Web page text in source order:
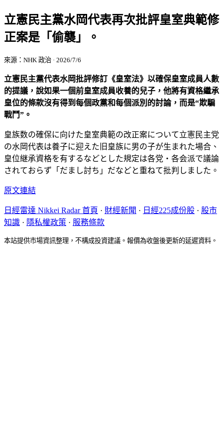
立憲民主黨水岡代表再次批評皇室典範修
正案是「偷襲」。
來源：NHK 政治 · 2026/7/6
立憲民主黨代表水岡批評修訂《皇室法》以確保皇室成員人數
的提議，說如果一個前皇室成員收養的兒子，他將有資格繼承
皇位的條款沒有得到每個政黨和每個派別的討論，而是“欺騙
戰鬥”。
皇族数の確保に向けた皇室典範の改正案について立憲民主党
の水岡代表は養子に迎えた旧皇族に男の子が生まれた場合、
皇位継承資格を有するなどとした規定は各党・各会派で議論
されておらず「だまし討ち」だなどと重ねて批判しました。
原文連結
日經雷達 Nikkei Radar 首頁 · 財經新聞 · 日經225成份股 · 股市
知識 · 隱私權政策 · 服務條款
本站提供市場資訊整理，不構成投資建議。報價為收盤後更新的延遲資料。